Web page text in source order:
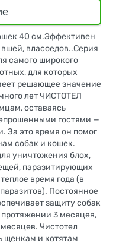
40 см.Эффективен
власоедов..Серия
самого широкого
для которых
решающее значение
лет ЧИСТОТЕЛ
оставаясь
гостями —
За это время он помог
собак и кошек.
уничтожения блох,
паразитирующих
время года (в
Постоянное
защиту собак
3 месяцев,
Чистотел
щенкам и котятам